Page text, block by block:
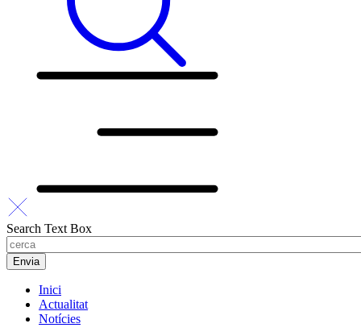
Search Text Box
Inici
Actualitat
Notícies